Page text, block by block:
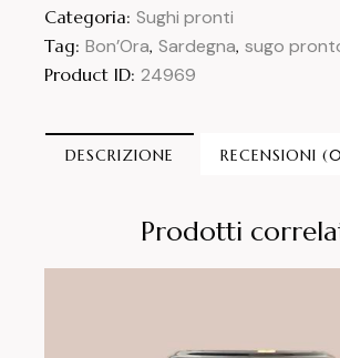
Categoria: Sughi pronti
Tag: Bon’Ora, Sardegna, sugo
Product ID: 24969
DESCRIZIONE RECENSIONI
Prodotti